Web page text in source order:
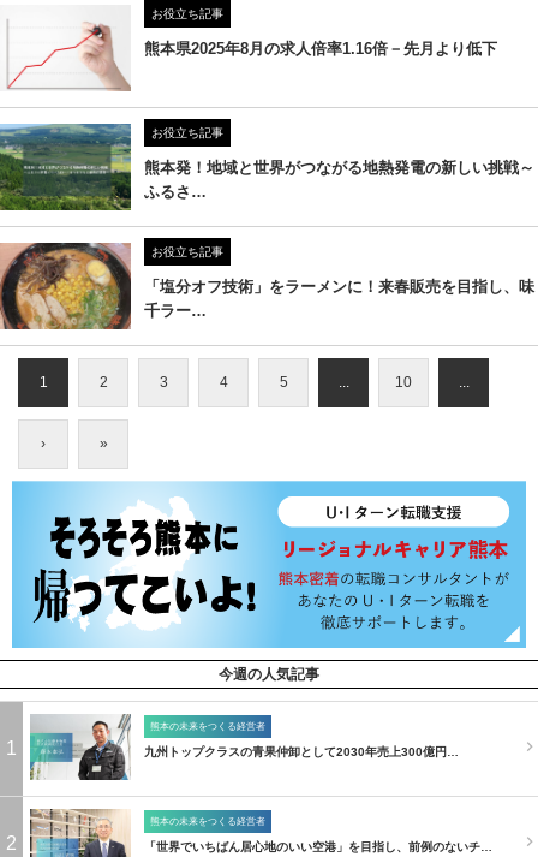
お役立ち記事
熊本県2025年8月の求人倍率1.16倍－先月より低下
お役立ち記事
熊本発！地域と世界がつながる地熱発電の新しい挑戦～
ふるさ…
お役立ち記事
「塩分オフ技術」をラーメンに！来春販売を目指し、味
千ラー…
1 2 3 4 5 ... 10 ...
› »
今週の人気記事
1
熊本の未来をつくる経営者
九州トップクラスの青果仲卸として2030年売上300億円…
2
熊本の未来をつくる経営者
「世界でいちばん居心地のいい空港」を目指し、前例のないチ…